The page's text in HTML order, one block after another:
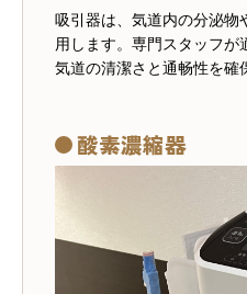
吸引器は、気道内の分泌物
用します。専門スタッフが
気道の清潔さと通畅性を確
酸素濃縮器